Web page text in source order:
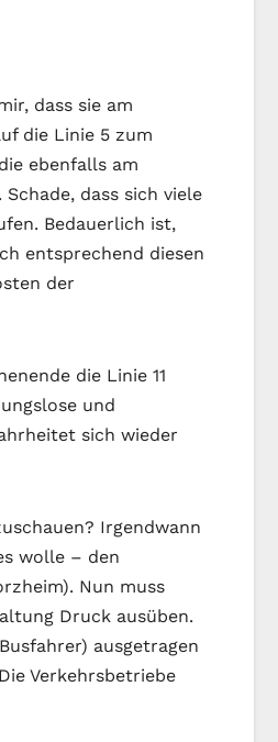
dass sie am
die Linie 5 zum
ebenfalls am
dass sich viele
Bedauerlich ist,
entsprechend diesen
der
die Linie 11
und
sich wieder
Irgendwann
wolle – den
Nun muss
Druck ausüben.
ausgetragen
Verkehrsbetriebe